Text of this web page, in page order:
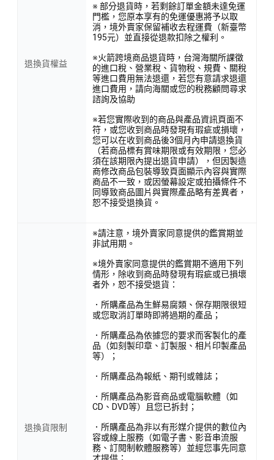
退換貨權益
※ 部分退貨時，若剩餘訂單金額未達免運
門檻，您原本享有的免運優惠將予以取
消，境外賣家保留補收去程運費（新臺幣
195元）並直接從退款扣除之權利。
※火箭跨境商品退貨時，台灣海關所課徵
的進口稅、營業稅、貨物稅、規費、關稅
等進口費用無法退還，若您有意請求退還
進口費用，請向海關或您的稅務顧問尋求
諮詢及協助
※若您實際收到的商品與產品資訊頁面不
符，或您收到商品時發現有瑕疵或損壞，
您可以在收到商品後3個月內申請退換貨
（若商品標有賞味期限或有效期限，您必
須在該期限內提出退貨申請），但因製造
商修改商品包裝導致頁面顯示內容與實際
商品不一致，或因螢幕設定或拍攝條件不
同導致商品圖片與實際產品略有差異者，
恕不接受退換貨。
退換貨限制
※請注意，境外賣家同意提供的鑑賞期並
非試用期。
※境外賣家同意提供的鑑賞期不適用下列
情形，除收到商品時發現有瑕疵或已損壞
者外，恕不接受退貨：
．所購產品為生鮮易腐類、保存期限很短
或您取消訂單時即將過期的產品；
．所購產品為依據您的要求而客製化的產
品（如刻製印章、訂製服、相片印製產品
等）；
．所購產品為報紙、期刊或雜誌；
．所購產品為影音商品或電腦軟體（如
CD、DVD等）且您已拆封；
．所購產品為非以有形媒介提供的數位內
容或線上服務（如電子書、影音串流服
務、訂閱制軟體服務等）並經您事先同意
才提供；